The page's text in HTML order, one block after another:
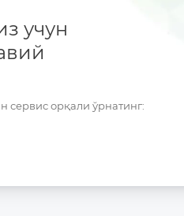
учун
сервис орқали ўрнатинг: